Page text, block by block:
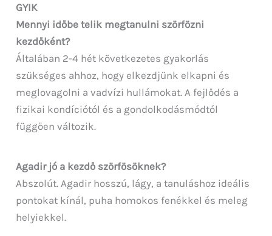
GYIK
Mennyi időbe telik megtanulni szörfözni
kezdőként?
Általában 2-4 hét következetes gyakorlás
szükséges ahhoz, hogy elkezdjünk elkapni és
meglovagolni a vadvízi hullámokat. A fejlődés a
fizikai kondíciótól és a gondolkodásmódtól
függően változik.
Agadir jó a kezdő szörfösöknek?
Abszolút. Agadir hosszú, lágy, a tanuláshoz ideális
pontokat kínál, puha homokos fenékkel és meleg
helyiekkel.